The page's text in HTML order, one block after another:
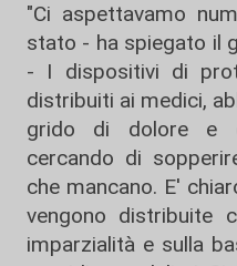
"Ci aspettavamo
stato - ha spiegato il
- I dispositivi di
distribuiti ai medici,
grido di dolore e
cercando di
che mancano. E'
vengono distribuite
imparzialità e sulla